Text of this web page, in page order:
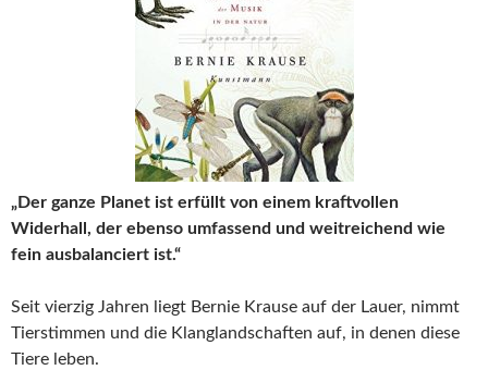
„Der ganze Planet ist erfüllt von einem kraftvollen
Widerhall, der ebenso umfassend und weitreichend wie
fein ausbalanciert ist.“
Seit vierzig Jahren liegt Bernie Krause auf der Lauer, nimmt
Tierstimmen und die Klanglandschaften auf, in denen diese
Tiere leben.